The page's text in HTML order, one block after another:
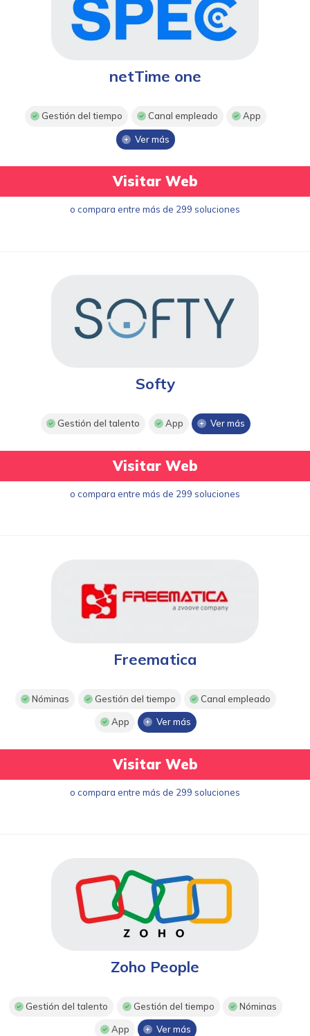
netTime one
Gestión del tiempo Canal empleado App
Ver más
Visitar Web
o compara entre más de 299 soluciones
Softy
Gestión del talento App Ver más
Visitar Web
o compara entre más de 299 soluciones
Freematica
Nóminas Gestión del tiempo Canal empleado
App Ver más
Visitar Web
o compara entre más de 299 soluciones
Zoho People
Gestión del talento Gestión del tiempo Nóminas
App Ver más